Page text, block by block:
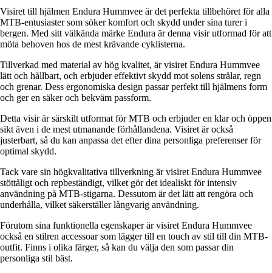
Visiret till hjälmen Endura Hummvee är det perfekta tillbehöret för alla
MTB-entusiaster som söker komfort och skydd under sina turer i
bergen. Med sitt välkända märke Endura är denna visir utformad för att
möta behoven hos de mest krävande cyklisterna.
Tillverkad med material av hög kvalitet, är visiret Endura Hummvee
lätt och hållbart, och erbjuder effektivt skydd mot solens strålar, regn
och grenar. Dess ergonomiska design passar perfekt till hjälmens form
och ger en säker och bekväm passform.
Detta visir är särskilt utformat för MTB och erbjuder en klar och öppen
sikt även i de mest utmanande förhållandena. Visiret är också
justerbart, så du kan anpassa det efter dina personliga preferenser för
optimal skydd.
Tack vare sin högkvalitativa tillverkning är visiret Endura Hummvee
stöttåligt och repbeständigt, vilket gör det idealiskt för intensiv
användning på MTB-stigarna. Dessutom är det lätt att rengöra och
underhålla, vilket säkerställer långvarig användning.
Förutom sina funktionella egenskaper är visiret Endura Hummvee
också en stilren accessoar som lägger till en touch av stil till din MTB-
outfit. Finns i olika färger, så kan du välja den som passar din
personliga stil bäst.